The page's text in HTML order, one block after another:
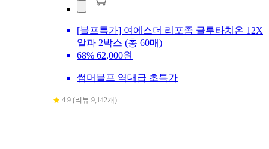
[블프특가] 여에스더 리포좀 글루타치온 12X
알파 2박스 (총 60매)
68% 62,000원
썸머블프 역대급 초특가
4.9 (리뷰 9,142개)